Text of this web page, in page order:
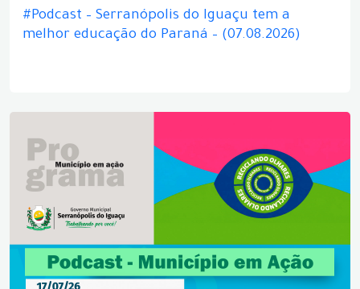
#Podcast – Serranópolis do Iguaçu tem a
melhor educação do Paraná – (07.08.2026)